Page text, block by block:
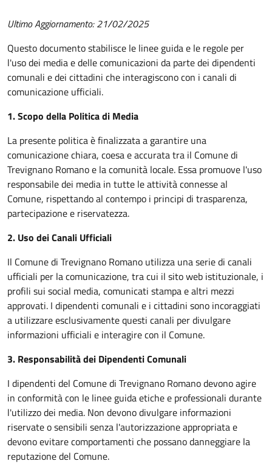
Ultimo Aggiornamento: 21/02/2025
Questo documento stabilisce le linee guida e le regole per
l'uso dei media e delle comunicazioni da parte dei dipendenti
comunali e dei cittadini che interagiscono con i canali di
comunicazione ufficiali.
1. Scopo della Politica di Media
La presente politica è finalizzata a garantire una
comunicazione chiara, coesa e accurata tra il Comune di
Trevignano Romano e la comunità locale. Essa promuove l'uso
responsabile dei media in tutte le attività connesse al
Comune, rispettando al contempo i principi di trasparenza,
partecipazione e riservatezza.
2. Uso dei Canali Ufficiali
Il Comune di Trevignano Romano utilizza una serie di canali
ufficiali per la comunicazione, tra cui il sito web istituzionale, i
profili sui social media, comunicati stampa e altri mezzi
approvati. I dipendenti comunali e i cittadini sono incoraggiati
a utilizzare esclusivamente questi canali per divulgare
informazioni ufficiali e interagire con il Comune.
3. Responsabilità dei Dipendenti Comunali
I dipendenti del Comune di Trevignano Romano devono agire
in conformità con le linee guida etiche e professionali durante
l'utilizzo dei media. Non devono divulgare informazioni
riservate o sensibili senza l'autorizzazione appropriata e
devono evitare comportamenti che possano danneggiare la
reputazione del Comune.